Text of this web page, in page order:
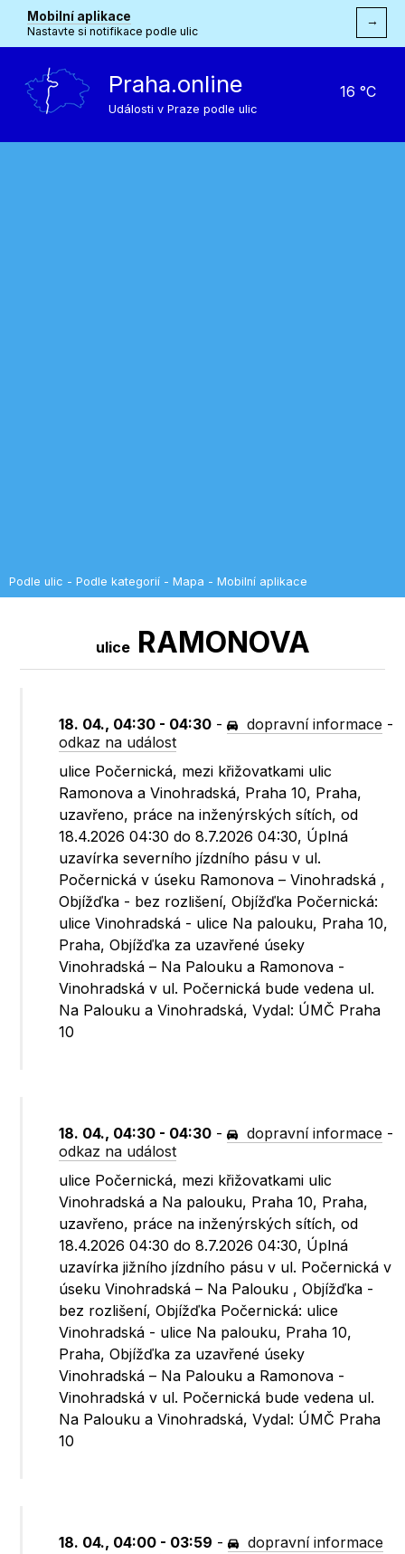
Mobilní aplikace
Nastavte si notifikace podle ulic
→
Praha.online
Události v Praze podle ulic
16 °C
Podle ulic - Podle kategorií - Mapa - Mobilní aplikace
uliceRAMONOVA
18. 04., 04:30 - 04:30 - dopravní informace -
odkaz na událost
ulice Počernická, mezi křižovatkami ulic
Ramonova a Vinohradská, Praha 10, Praha,
uzavřeno, práce na inženýrských sítích, od
18.4.2026 04:30 do 8.7.2026 04:30, Úplná
uzavírka severního jízdního pásu v ul.
Počernická v úseku Ramonova – Vinohradská ,
Objížďka - bez rozlišení, Objížďka Počernická:
ulice Vinohradská - ulice Na palouku, Praha 10,
Praha, Objížďka za uzavřené úseky
Vinohradská – Na Palouku a Ramonova -
Vinohradská v ul. Počernická bude vedena ul.
Na Palouku a Vinohradská, Vydal: ÚMČ Praha
10
18. 04., 04:30 - 04:30 - dopravní informace -
odkaz na událost
ulice Počernická, mezi křižovatkami ulic
Vinohradská a Na palouku, Praha 10, Praha,
uzavřeno, práce na inženýrských sítích, od
18.4.2026 04:30 do 8.7.2026 04:30, Úplná
uzavírka jižního jízdního pásu v ul. Počernická v
úseku Vinohradská – Na Palouku , Objížďka -
bez rozlišení, Objížďka Počernická: ulice
Vinohradská - ulice Na palouku, Praha 10,
Praha, Objížďka za uzavřené úseky
Vinohradská – Na Palouku a Ramonova -
Vinohradská v ul. Počernická bude vedena ul.
Na Palouku a Vinohradská, Vydal: ÚMČ Praha
10
18. 04., 04:00 - 03:59 -
dopravní informace